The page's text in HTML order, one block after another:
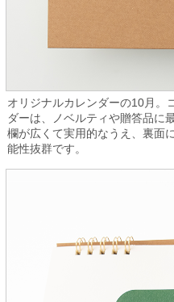
オリジナルカレンダーの10月。
ダーは、ノベルティや贈答品に
欄が広くて実用的なうえ、裏面
能性抜群です。